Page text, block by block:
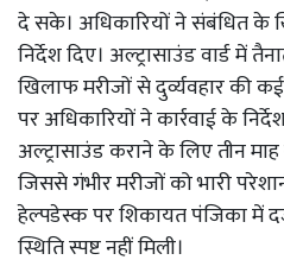
दे सके। अधिकारियों ने संबंधित के
निर्देश दिए। अल्ट्रासाउंड वार्ड में
खिलाफ मरीजों से दुर्व्यवहार की
पर अधिकारियों ने कार्रवाई के
अल्ट्रासाउंड कराने के लिए तीन
जिससे गंभीर मरीजों को भारी
हेल्पडेस्क पर शिकायत पंजिका में
स्थिति स्पष्ट नहीं मिली।